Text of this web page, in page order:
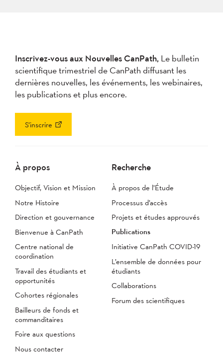
Inscrivez-vous aux Nouvelles CanPath, Le bulletin
scientifique trimestriel de CanPath diffusant les
dernières nouvelles, les événements, les webinaires,
les publications et plus encore.
S’inscrire
À propos
Objectif, Vision et Mission
Notre Histoire
Direction et gouvernance
Bienvenue à CanPath
Centre national de
coordination
Travail des étudiants et
opportunités
Cohortes régionales
Bailleurs de fonds et
commanditaires
Foire aux questions
Nous contacter
Recherche
À propos de l’Étude
Processus d’accès
Projets et études approuvés
Publications
Initiative CanPath COVID-19
L’ensemble de données pour
étudiants
Collaborations
Forum des scientifiques